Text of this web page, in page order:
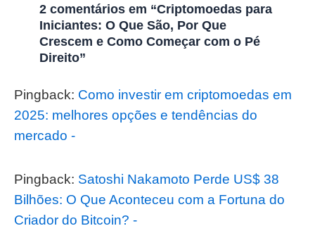
2 comentários em “Criptomoedas para
Iniciantes: O Que São, Por Que
Crescem e Como Começar com o Pé
Direito”
Pingback: Como investir em criptomoedas em
2025: melhores opções e tendências do
mercado -
Pingback: Satoshi Nakamoto Perde US$ 38
Bilhões: O Que Aconteceu com a Fortuna do
Criador do Bitcoin? -